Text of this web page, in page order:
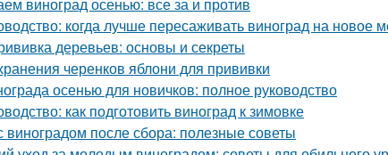
когда лучше пересаживать виноград на новое
деревьев: основы и секреты
черенков яблони для прививки
осенью для новичков: полное руководство
как подготовить виноград к зимовке
виноградом после сбора: полезные советы